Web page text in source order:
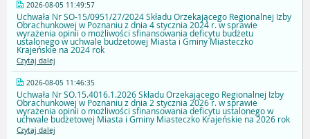
2026-08-05 11:49:57
Uchwała Nr SO-15/0951/27/2024 Składu Orzekającego Regionalnej Izby
Obrachunkowej w Poznaniu z dnia 4 stycznia 2024 r. w sprawie
wyrażenia opinii o możliwości sfinansowania deficytu budżetu
ustalonego w uchwale budżetowej Miasta i Gminy Miasteczko
Krajeńskie na 2024 rok
Czytaj dalej
2026-08-05 11:46:35
Uchwała Nr SO.15.4016.1.2026 Składu Orzekającego Regionalnej Izby
Obrachunkowej w Poznaniu z dnia 2 stycznia 2026 r. w sprawie
wyrażenia opinii o możliwości sfinansowania deficytu ustalonego w
uchwale budżetowej Miasta i Gminy Miasteczko Krajeńskie na 2026 rok
Czytaj dalej